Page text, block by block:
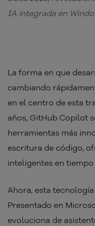
IA integrada en
La forma en que
cambiando
en el centro de esta
años, GitHub Copilot
herramientas más
escritura de código,
inteligentes en tiempo
Ahora, esta
Presentado en
evoluciona de